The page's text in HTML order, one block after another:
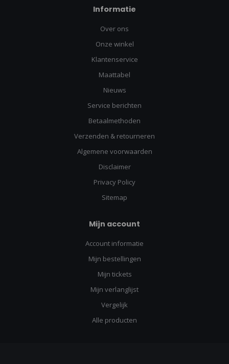
Informatie
Over ons
Onze winkel
Klantenservice
Maattabel
Nieuws
Service berichten
Betaalmethoden
Verzenden & retourneren
Algemene voorwaarden
Disclaimer
Privacy Policy
Sitemap
Mijn account
Account informatie
Mijn bestellingen
Mijn tickets
Mijn verlanglijst
Vergelijk
Alle producten